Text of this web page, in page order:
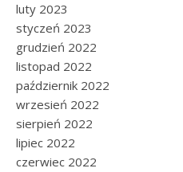
luty 2023
styczeń 2023
grudzień 2022
listopad 2022
październik 2022
wrzesień 2022
sierpień 2022
lipiec 2022
czerwiec 2022